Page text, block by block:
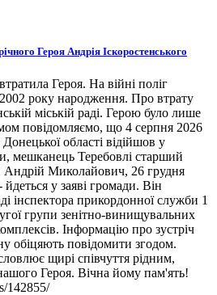
Героя Андрія Іскоростенського
Героя. На війні поліг
року народження. Про втрату
міській раді. Герою було лише
повідомляємо, що 4 серпня 2026
області відійшов у
мешканець Теребовлі старший
Андрій Миколайович, 26 грудня
у заяві громади. Він
інспектора прикордонної служби 1
групи зенітно-винищувальних
Інформацію про зустріч
обіцяють повідомити згодом.
щирі співчуття рідним,
Героя. Вічна йому пам'ять!
142855/